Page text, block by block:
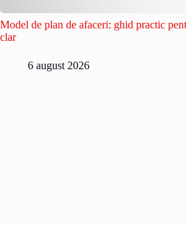
Model de plan de afaceri: ghid practic
clar
6 august 2026